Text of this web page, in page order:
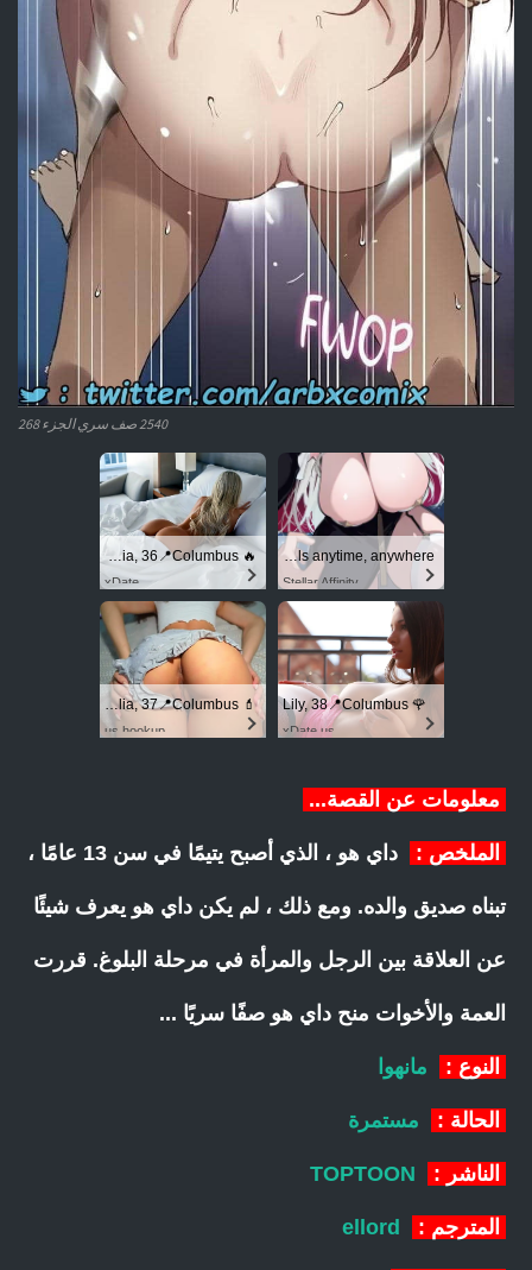
2540 صف سري الجزء 268
Experience intense desire for girls anytime, anywhere.
Stellar Affinity
🔥 Victoria, 36📍Columbus
xDate
🌹 Lily, 38📍Columbus
xDate.us
💄 Amelia, 37📍Columbus
us.hookup
معلومات عن القصة...
الملخص : داي هو ، الذي أصبح يتيمًا في سن 13 عامًا ،
تبناه صديق والده. ومع ذلك ، لم يكن داي هو يعرف شيئًا
عن العلاقة بين الرجل والمرأة في مرحلة البلوغ. قررت
العمة والأخوات منح داي هو صفًا سريًا ...
النوع : مانهوا
الحالة : مستمرة
الناشر :
المترجم :